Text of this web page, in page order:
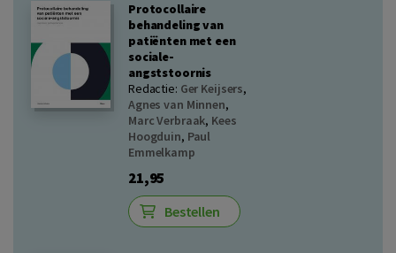
Protocollaire
behandeling van
patiënten met een
sociale-
angststoornis
Redactie: Ger Keijsers,
Agnes van Minnen,
Marc Verbraak, Kees
Hoogduin, Paul
Emmelkamp
21,95
Bestellen